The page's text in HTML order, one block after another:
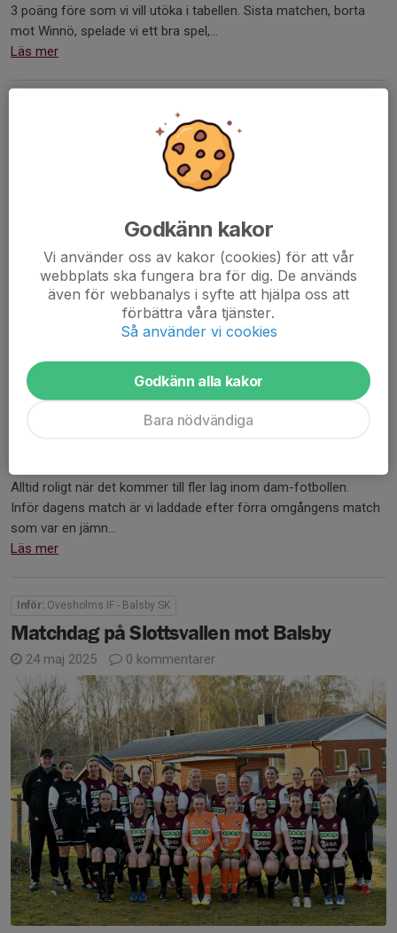
3 poäng före som vi vill utöka i tabellen. Sista matchen, borta
mot Winnö, spelade vi ett bra spel,...
Läs mer
Oves damer - Rinkaby GoIF
0 kommentarer
Alltid roligt när det kommer till fler lag inom dam-fotbollen.
Inför dagens match är vi laddade efter förra omgångens match
som var en jämn...
Läs mer
Inför: Ovesholms IF - Balsby SK
Matchdag på Slottsvallen mot Balsby
24 maj 2025 0 kommentarer
Godkänn kakor
Vi använder oss av kakor (cookies) för att vår
webbplats ska fungera bra för dig. De används
även för webbanalys i syfte att hjälpa oss att
förbättra våra tjänster.
Så använder vi cookies
Godkänn alla kakor
Bara nödvändiga